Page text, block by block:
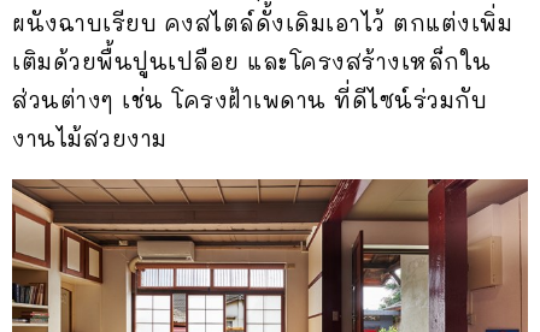
ผนังฉาบเรียบ คงสไตล์ดั้งเดิมเอาไว้ ตกแต่งเพิ่ม
เติมด้วยพื้นปูนเปลือย และโครงสร้างเหล็กใน
ส่วนต่างๆ เช่น โครงฝ้าเพดาน ที่ดีไซน์ร่วมกับ
งานไม้สวยงาม